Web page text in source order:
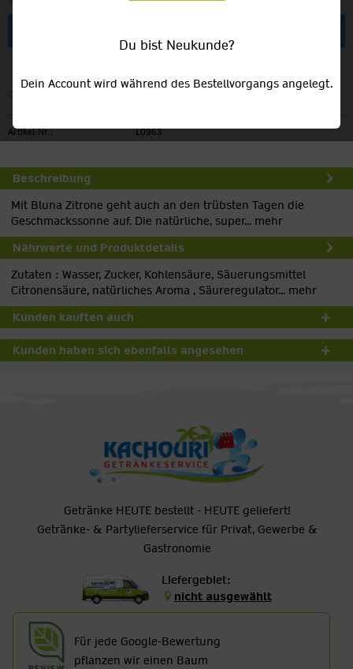
Artikel-Nr.: L0963
Beschreibung
Mit Bluna Zitrone geht auch an den trübsten Tagen die
Geschmackssonne auf. Die natürliche, super... mehr
Nährwerte und Produktdetails
Zutaten : Wasser, Zucker, Kohlensäure, Säuerungsmittel
Citronensäure, natürliches Aroma , Säureregulator... mehr
Kunden kauften auch
Kunden haben sich ebenfalls angesehen
Getränke HEUTE bestellt - HEUTE geliefert!
Getränke- & Partylieferservice für Privat, Gewerbe &
Gastronomie
Liefergebiet:
nicht ausgewählt
Für jede Google-Bewertung
pflanzen wir einen Baum
Du bist Neukunde?
Dein Account wird während des Bestellvorgangs angelegt.